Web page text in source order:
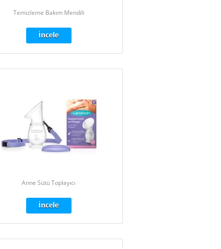
Temizleme Bakım Mendili
İncele
Anne Sütü Toplayıcı
İncele